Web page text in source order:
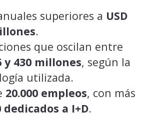
superiores a USD
.
que oscilan entre
y 430 millones, según la
utilizada.
20.000 empleos, con más
dedicados a I+D.